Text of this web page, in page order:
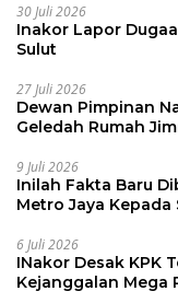
30 Juli 2026
Inakor Lapor
Sulut
27 Juli 2026
Dewan Pimpinan
Geledah Rumah
9 Juli 2026
Inilah Fakta Baru
Metro Jaya
6 Juli 2026
INakor Desak KPK
Kejanggalan Mega